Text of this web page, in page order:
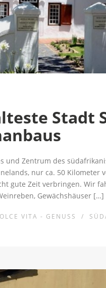
Stadt
und Zentrum des
nur ca. 50
gute Zeit verbringen. Wir
Gewächshäuser […]
VITA - GENUSS /